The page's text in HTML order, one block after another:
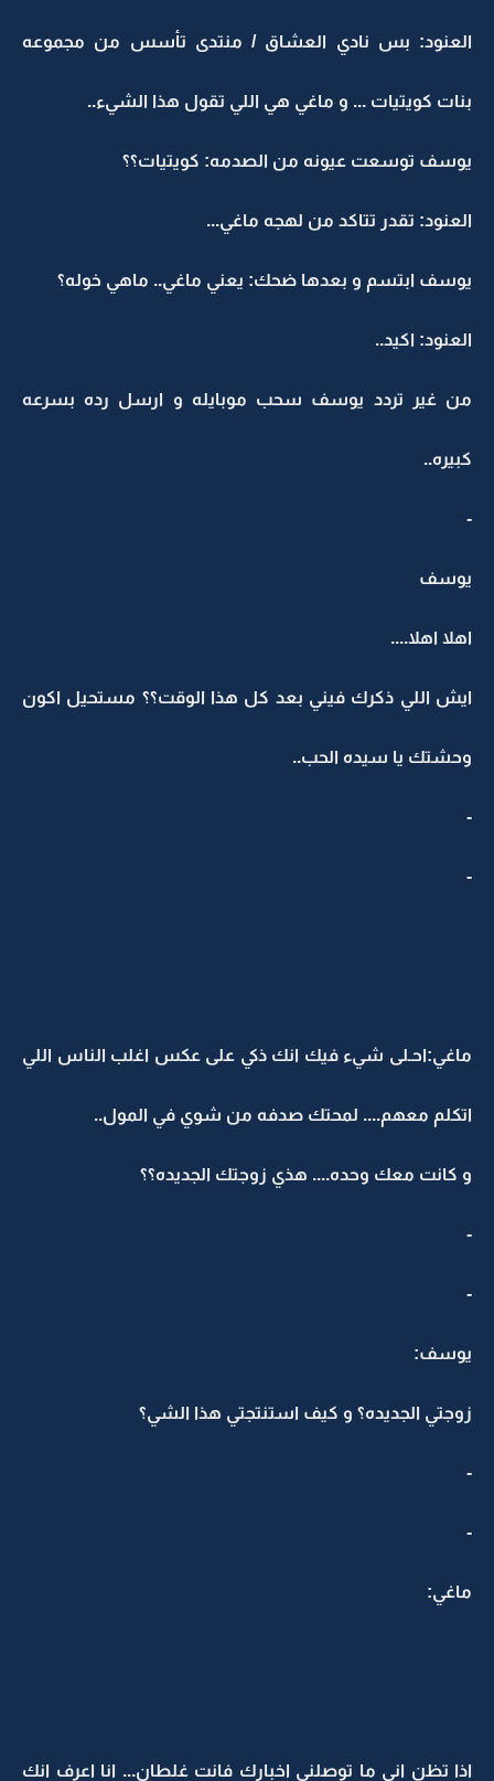
العنود: بس نادي العشاق / منتدى تأسس من مجموعه
بنات كويتيات ... و ماغي هي اللي تقول هذا الشيء..
يوسف توسعت عيونه من الصدمه: كويتيات؟؟
العنود: تقدر تتاكد من لهجه ماغي...
يوسف ابتسم و بعدها ضحك: يعني ماغي.. ماهي خوله؟
العنود: اكيد..
من غير تردد يوسف سحب موبايله و ارسل رده بسرعه
كبيره..
-
يوسف
اهلا اهلا....
ايش اللي ذكرك فيني بعد كل هذا الوقت؟؟ مستحيل اكون
وحشتك يا سيده الحب..
-
-
ماغي:احـلى شيء فيك انك ذكي على عكس اغلب الناس اللي
اتكلم معهم.... لمحتك صدفه من شوي في المول..
و كانت معك وحده.... هذي زوجتك الجديده؟؟
-
-
يوسف:
زوجتي الجديده؟ و كيف استنتجتي هذا الشي؟
-
-
ماغي:
اذا تظن اني ما توصلني اخبارك فانت غلطان... انا اعرف انك